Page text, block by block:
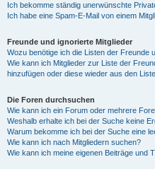
Ich bekomme ständig unerwünschte
Ich habe eine Spam-E-Mail von einem
Freunde und ignorierte Mitglieder
Wozu benötige ich die Listen der Freunde
Wie kann ich Mitglieder zur Liste der
hinzufügen oder diese wieder aus den
Die Foren durchsuchen
Wie kann ich ein Forum oder mehrere
Weshalb erhalte ich bei der Suche keine
Warum bekomme ich bei der Suche eine
Wie kann ich nach Mitgliedern suchen?
Wie kann ich meine eigenen Beiträge und